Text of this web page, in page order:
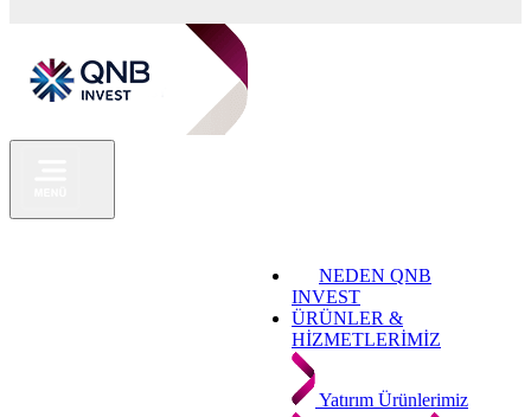
NEDEN QNB
INVEST
ÜRÜNLER &
HİZMETLERİMİZ
Yatırım Ürünlerimiz